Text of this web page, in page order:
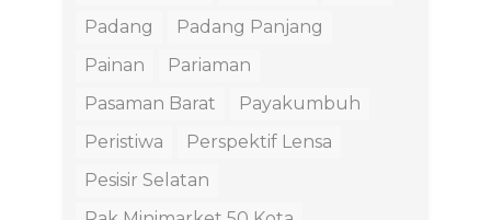
Padang
Padang Panjang
Painan
Pariaman
Pasaman Barat
Payakumbuh
Peristiwa
Perspektif Lensa
Pesisir Selatan